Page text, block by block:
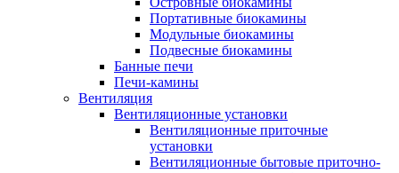
Портативные биокамины
Модульные биокамины
Подвесные биокамины
Банные печи
Печи-камины
Вентиляция
Вентиляционные установки
Вентиляционные приточные
установки
Вентиляционные бытовые приточно-